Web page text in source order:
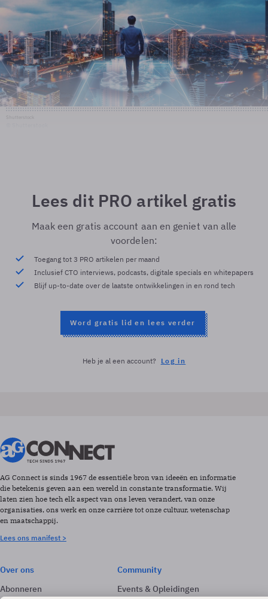
Lees dit PRO artikel gratis
Maak een gratis account aan en geniet van alle
voordelen:
Toegang tot 3 PRO artikelen per maand
Inclusief CTO interviews, podcasts, digitale specials en whitepapers
Blijf up-to-date over de laatste ontwikkelingen in en rond tech
Word gratis lid en lees verder
Heb je al een account? Log in
AG Connect is sinds 1967 de essentiële bron van ideeën en informatie
die betekenis geven aan een wereld in constante transformatie. Wij
laten zien hoe tech elk aspect van ons leven verandert, van onze
organisaties, ons werk en onze carrière tot onze cultuur, wetenschap
en maatschappij.
Lees ons manifest >
Over ons
Abonneren
Community
Events & Opleidingen